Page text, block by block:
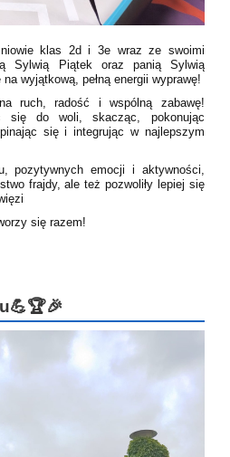
klas 2d i 3e wraz ze swoimi
Sylwią Piątek oraz panią Sylwią
wyjątkową, pełną energii wyprawę!
ruch, radość i wspólną zabawę!
się do woli, skacząc, pokonując
się i integrując w najlepszym
pozytywnych emocji i aktywności,
frajdy, ale też pozwoliły lepiej się
się razem!